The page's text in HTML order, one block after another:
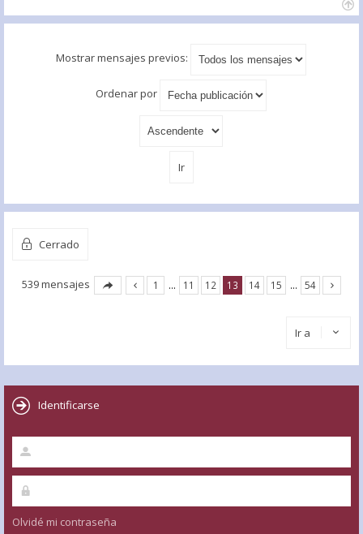
Mostrar mensajes previos:
Ordenar por
Cerrado
539 mensajes 1 … 11 12 13 14 15 … 54
Ir a
Identificarse
Olvidé mi contraseña